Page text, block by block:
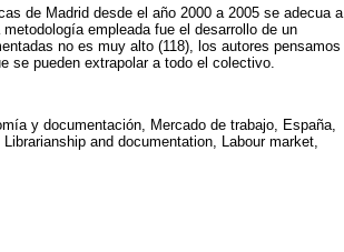
de Madrid desde el año 2000 a 2005 se adecua a
empleada fue el desarrollo de un
no es muy alto (118), los autores pensamos
se pueden extrapolar a todo el colectivo.
y documentación, Mercado de trabajo, España,
and documentation, Labour market,